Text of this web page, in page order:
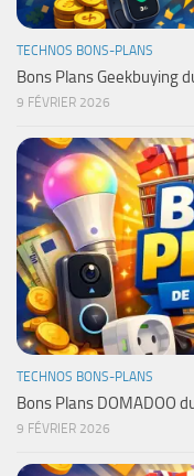
TECHNOS BONS-PLANS
Bons Plans Geekbuying
9 FÉVRIER 2026
TECHNOS BONS-PLANS
Bons Plans DOMADOO
9 FÉVRIER 2026